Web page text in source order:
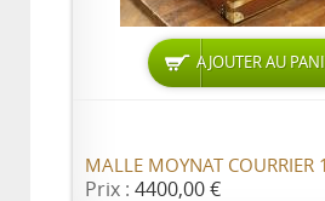
AJOUTER AU
MALLE MOYNAT COURRIER
Prix : 4400,00 €